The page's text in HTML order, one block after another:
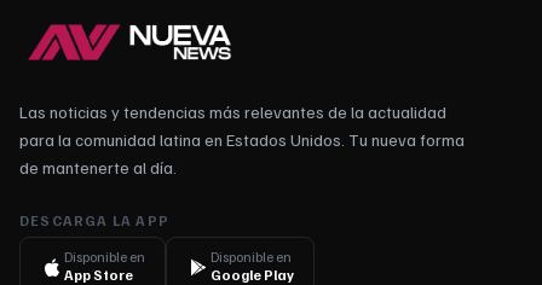
Las noticias y tendencias más relevantes de la actualidad
para la comunidad latina en Estados Unidos. Tu nueva forma
de mantenerte al día.
DESCARGA LA APP
Disponible en
App Store
Disponible en
Google Play